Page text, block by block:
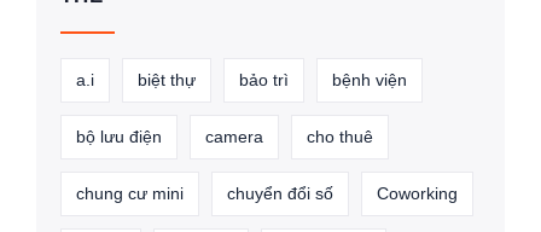
a.i biệt thự bảo trì bệnh viện
bộ lưu điện camera cho thuê
chung cư mini chuyển đổi số Coworking